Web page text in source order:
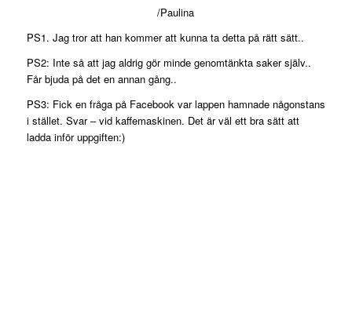
/Paulina
PS1. Jag tror att han kommer att kunna ta detta på rätt sätt..
PS2: Inte så att jag aldrig gör minde genomtänkta saker själv..
Får bjuda på det en annan gång..
PS3: Fick en fråga på Facebook var lappen hamnade någonstans
i stället. Svar – vid kaffemaskinen. Det är väl ett bra sätt att
ladda inför uppgiften:)